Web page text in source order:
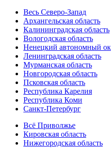
Весь Северо-Запад
Архангельская область
Калининградская область
Вологодская область
Ненецкий автономный
Ленинградская область
Мурманская область
Новгородская область
Псковская область
Республика Карелия
Республика Коми
Санкт-Петербург
Всё Приволжье
Кировская область
Нижегородская область